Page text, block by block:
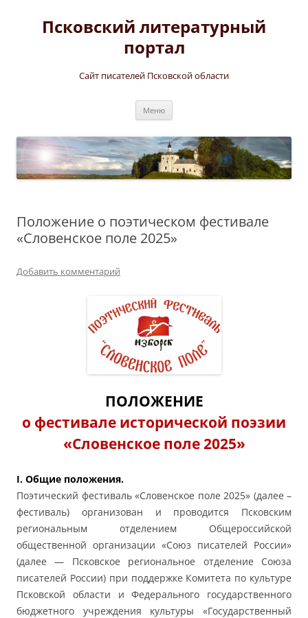
содержимому
Псковский литературный
портал
Сайт писателей Псковской области
Меню
Положение о поэтическом фестивале
«Словенское поле 2025»
Добавить комментарий
ПОЛОЖЕНИЕ
о фестивале исторической поэзии
«Словенское поле 2025»
I. Общие положения.
Поэтический фестиваль «Словенское поле 2025» (далее –
фестиваль) организован и проводится Псковским
региональным отделением Общероссийской
общественной организации «Союз писателей России»
(далее — Псковское региональное отделение Союза
писателей России) при поддержке Комитета по культуре
Псковской области и Федерального государственного
бюджетного учреждения культуры «Государственный